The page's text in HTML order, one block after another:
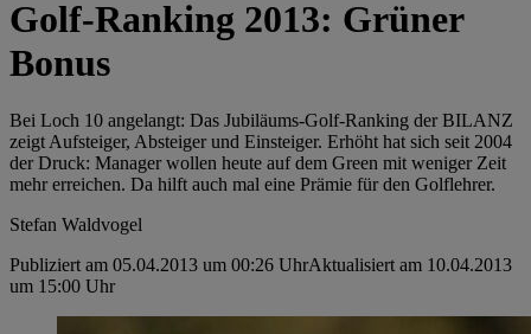
Golf-Ranking 2013: Grüner
Bonus
Bei Loch 10 angelangt: Das ­Jubiläums-Golf-Ranking der ­BILANZ
zeigt Aufsteiger, ­Absteiger und Einsteiger. Erhöht hat sich seit 2004
der Druck: Manager wollen heute auf dem Green mit weniger Zeit
mehr ­erreichen. Da hilft auch mal eine Prämie für den Golflehrer.
Stefan Waldvogel
Publiziert am 05.04.2013 um 00:26 UhrAktualisiert am 10.04.2013
um 15:00 Uhr